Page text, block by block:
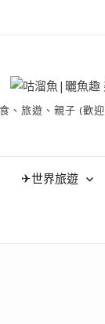
遊、親子 (歡
✈世界旅遊